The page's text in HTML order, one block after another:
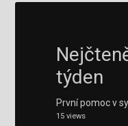
týden
První pomoc v
15 views